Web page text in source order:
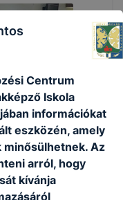
Centrum
Iskola
információkat
eszközén, amely
minősülhetnek. Az
arról, hogy
kívánja